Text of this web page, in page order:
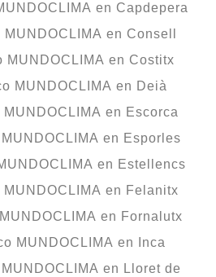
en Capdepera
en Consell
MUNDOCLIMA en Costitx
MUNDOCLIMA en Deià
en Escorca
en Esporles
en Estellencs
en Felanitx
en Fornalutx
MUNDOCLIMA en Inca
en Lloret de